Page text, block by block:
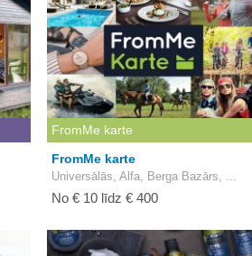
FromMe karte
FromMe karte
Universālās, Alfa, Berga Bazārs, ...
No € 10 līdz € 400